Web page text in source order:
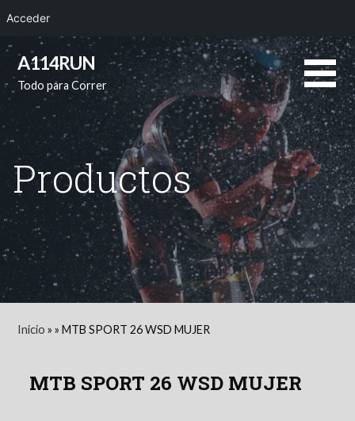
Saltar
contenido
A114RUN
Todo para Correr
Productos
Inicio »»MTB SPORT 26 WSD MUJER
MTB SPORT 26 WSD MUJER
Acceder